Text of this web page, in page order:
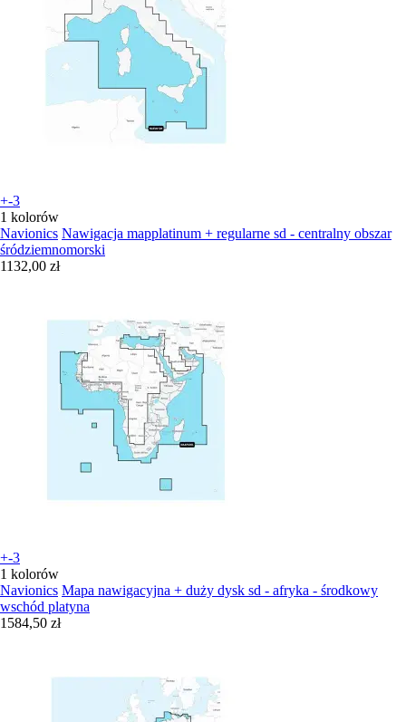
+-3
1 kolorów
Navionics Nawigacja mapplatinum + regularne sd - centralny obszar
śródziemnomorski
1132,00 zł
+-3
1 kolorów
Navionics Mapa nawigacyjna + duży dysk sd - afryka - środkowy
wschód platyna
1584,50 zł